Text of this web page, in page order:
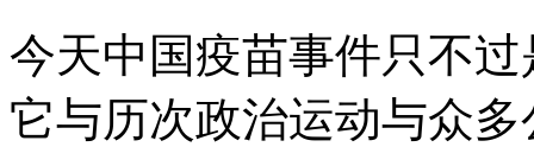
今天中国疫苗事件只不
它与历次政治运动与众